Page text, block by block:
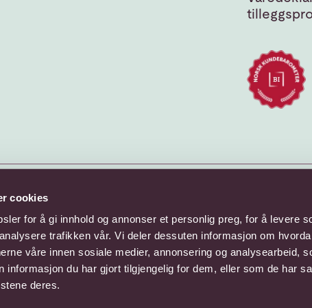
cookies
for å gi innhold og annonser et personlig preg, for å levere
trafikken vår. Vi deler dessuten informasjon om
våre innen sosiale medier, annonsering og analysearbeid,
informasjon du har gjort tilgjengelig for dem, eller som de har
deres.